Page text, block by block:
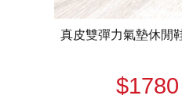
真皮雙彈力氣墊休閒